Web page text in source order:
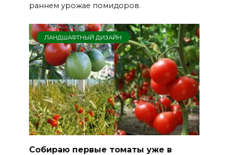
раннем урожае помидоров.
ЛАНДШАФТНЫЙ ДИЗАЙН
Собираю первые томаты уже в